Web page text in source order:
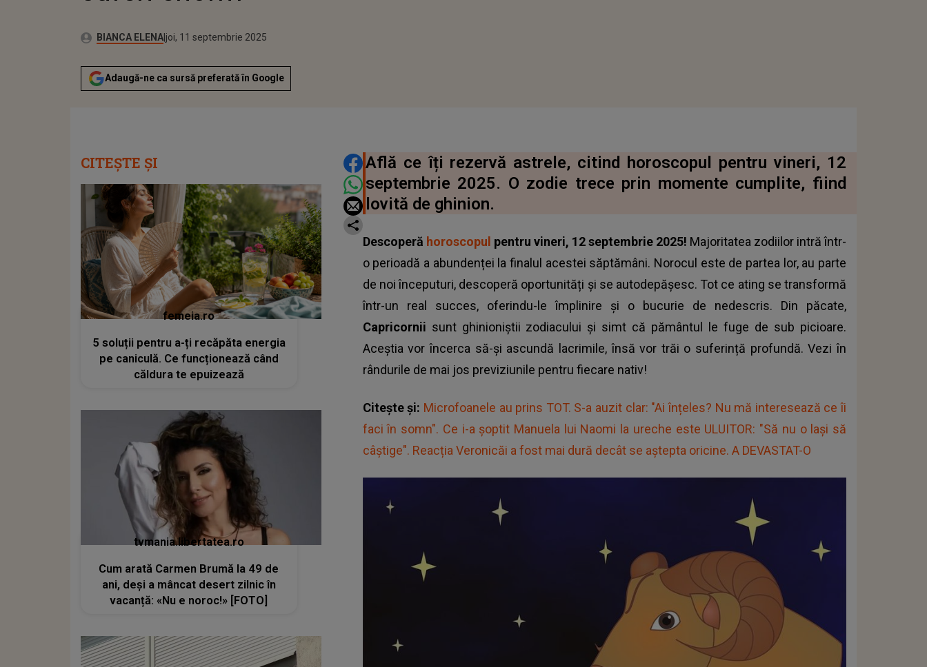
Autor:BIANCA ELENA Publicat:
joi, 11 septembrie 2025
Adaugă-ne ca sursă preferată în Google
DISTRIBUIE ARTICOLUL
Află ce îți rezervă astrele, citind horoscopul pentru vineri, 12
septembrie 2025. O zodie trece prin momente cumplite, fiind
lovită de ghinion.
Descoperă horoscopul pentru vineri, 12 septembrie 2025! Majoritatea zodiilor intră într-
o perioadă a abundenței la finalul acestei săptămâni. Norocul este de partea lor, au parte
de noi începuturi, descoperă oportunități și se autodepășesc. Tot ce ating se transformă
într-un real succes, oferindu-le împlinire și o bucurie de nedescris. Din păcate,
Capricornii sunt ghinioniștii zodiacului și simt că pământul le fuge de sub picioare.
Aceștia vor încerca să-și ascundă lacrimile, însă vor trăi o suferință profundă. Vezi în
rândurile de mai jos previziunile pentru fiecare nativ!
Citește și: Microfoanele au prins TOT. S-a auzit clar: "Ai înțeles? Nu mă interesează ce îi
faci în somn". Ce i-a șoptit Manuela lui Naomi la ureche este ULUITOR: "Să nu o lași să
câștige". Reacția Veronicăi a fost mai dură decât se aștepta oricine. A DEVASTAT-O
CITEȘTE ȘI
femeia.ro
5 soluții pentru a-ți recăpăta energia
pe caniculă. Ce funcționează când
căldura te epuizează
tvmania.libertatea.ro
Cum arată Carmen Brumă la 49 de
ani, deși a mâncat desert zilnic în
vacanță: «Nu e noroc!» [FOTO]